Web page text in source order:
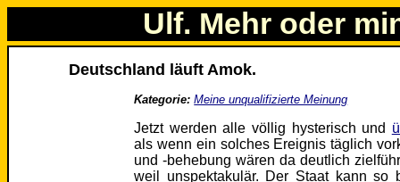
Ulf. Mehr oder
Deutschland läuft Amok.
Kategorie: Meine unqualifizierte Meinung
Jetzt werden alle völlig hysterisch und
als wenn ein solches Ereignis täglich
und -behebung wären da deutlich
weil unspektakulär. Der Staat kann so